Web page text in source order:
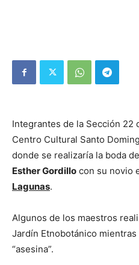
Integrantes de la Sección 22
Centro Cultural Santo
donde se realizaría la boda
Esther Gordillo con su novio
Lagunas.
Algunos de los maestros
Jardín Etnobotánico
“asesina”.